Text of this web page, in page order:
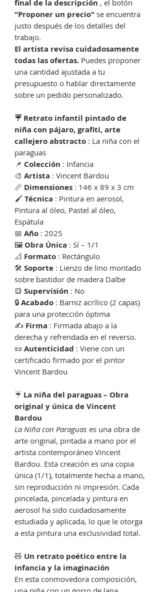
final de la descripción , el botón
"Proponer un precio" se encuentra
justo después de los detalles del
trabajo.
El artista revisa cuidadosamente
todas las ofertas. Puedes proponer
una cantidad ajustada a tu
presupuesto o hablar directamente
sobre un pedido personalizado.
☔️ Retrato infantil pintado de
niña con pájaro, grafiti, arte
callejero abstracto : La niña con el
paraguas
📌 Colección : Infancia
🎨 Artista : Vincent Bardou
📏 Dimensiones : 146 x 89 x 3 cm
🖌 Técnica : Pintura en aerosol,
Pintura al óleo, Pastel al óleo,
Espátula
📅 Año : 2025
🖼 Obra Única : Sí – 1/1
📐 Formato : Rectángulo
🛠 Soporte : Lienzo de lino montado
sobre bastidor de madera Dalbe
🔳 Supervisión : No
🔒 Acabado : Barniz acrílico (2 capas)
para una protección óptima
✍️ Firma : Firmada abajo a la
derecha y refrendada en el reverso.
📜 Autenticidad : Viene con un
certificado firmado por el pintor
Vincent Bardou
☔️ La niña del paraguas – Obra
original y única de Vincent
Bardou
La Niña con Paraguas es una obra de
arte original, pintada a mano por el
artista contemporáneo Vincent
Bardou. Esta creación es una copia
única (1/1), totalmente hecha a mano,
sin reproducción ni impresión. Cada
pincelada, pincelada y pintura en
aerosol ha sido cuidadosamente
estudiada y aplicada, lo que le otorga
a esta pintura una exclusividad total.
🧸 Un retrato poético entre la
infancia y la imaginación
En esta conmovedora composición,